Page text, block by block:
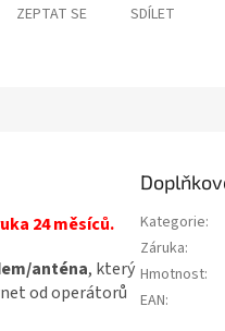
ZEPTAT SE SDÍLET
24 měsíců.
anténa, který
od operátorů
Kategorie:
Záruka:
Hmotnost:
EAN: